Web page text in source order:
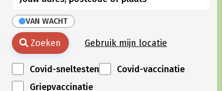
VAN WACHT
Zoeken Gebruik mijn locatie
Covid-sneltesten
Covid-vaccinatie
Griepvaccinatie